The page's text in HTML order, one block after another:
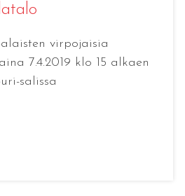
virpojaisia
7.4.2019 klo 15 alkaen
salissa